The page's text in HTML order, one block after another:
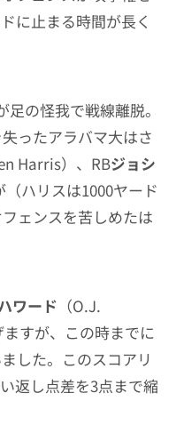
に止まる時間が長く
の怪我で戦線離脱。
ったアラバマ大はさ
Harris）、RBジョシ
ハリスは1000ヤード
ェンスを苦しめたは
ワード （O.J.
すが、この時までに
した。このスコアリ
返し点差を3点まで縮